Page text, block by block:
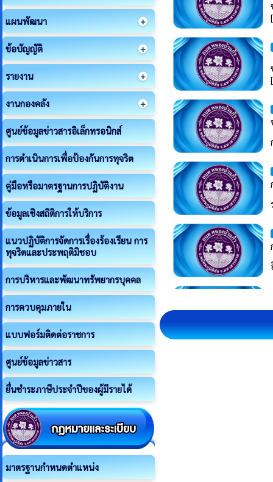
แผนพัฒนา
ข้อบัญญัติ
รายงาน
งานกองคลัง
ศูนย์ข้อมูลข่าวสารอิเล็กทรอนิกส์
การดำเนินการเพื่อป้องกันการทุจริต
คู่มือหรือมาตรฐานการปฏิบัติงาน
ข้อมูลเชิงสถิติการให้บริการ
แนวปฏิบัติการจัดการเรื่องร้องเรียน การ
ทุจริตและประพฤติมิชอบ
การบริหารและพัฒนาทรัพยากรบุคคล
การควบคุมภายใน
แบบฟอร์มติดต่อราชการ
ศูนย์ข้อมูลข่าวสาร
ยื่นชำระภาษีประจำปีของผู้มีรายได้
มาตรฐานกำหนดตำแหน่ง